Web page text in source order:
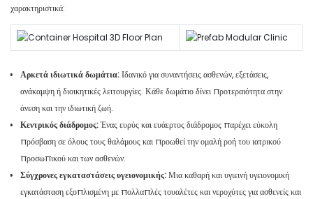
χαρακτηριστικά:
Αρκετά ιδιωτικά δωμάτια:Ιδανικό για συναντήσεις ασθενών, εξετάσεις,
ανάκαμψη ή διοικητικές λειτουργίες. Κάθε δωμάτιο δίνει προτεραιότητα στην
άνεση και την ιδιωτική ζωή.
Κεντρικός διάδρομος:Ένας ευρύς και ευάερτος διάδρομος παρέχει εύκολη
πρόσβαση σε όλους τους θαλάμους και προωθεί την ομαλή ροή του ιατρικού
προσωπικού και των ασθενών.
Σύγχρονες εγκαταστάσεις υγειονομικής:Μια καθαρή και υγιεινή υγειονομική
εγκατάσταση εξοπλισμένη με πολλαπλές τουαλέτες και νεροχύτες για ασθενείς και